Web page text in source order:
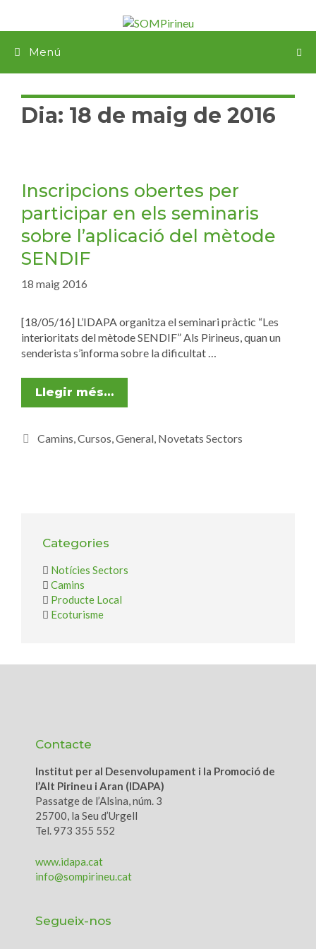
Menú
Dia: 18 de maig de 2016
Inscripcions obertes per
participar en els seminaris
sobre l’aplicació del mètode
SENDIF
18 maig 2016
[18/05/16] L’IDAPA organitza el seminari pràctic “Les
interioritats del mètode SENDIF” Als Pirineus, quan un
senderista s’informa sobre la dificultat …
Llegir més…
Camins,Cursos,General, Novetats Sectors
Categories
Notícies Sectors
Camins
Producte Local
Ecoturisme
Contacte
Institut per al Desenvolupament i la Promoció de
l’Alt Pirineu i Aran (IDAPA)
Passatge de l’Alsina, núm. 3
25700, la Seu d’Urgell
Tel. 973 355 552
www.idapa.cat
info@sompirineu.cat
Segueix-nos